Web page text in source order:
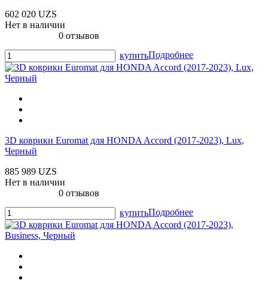
602 020 UZS
Нет в наличии
0 отзывов
купитьПодробнее
3D коврики Euromat для HONDA Accord (2017-2023), Lux,
Черный
885 989 UZS
Нет в наличии
0 отзывов
купитьПодробнее